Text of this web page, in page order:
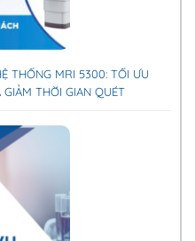
THỐNG MRI 5300: TỐI ƯU
THỜI GIAN QUÉT